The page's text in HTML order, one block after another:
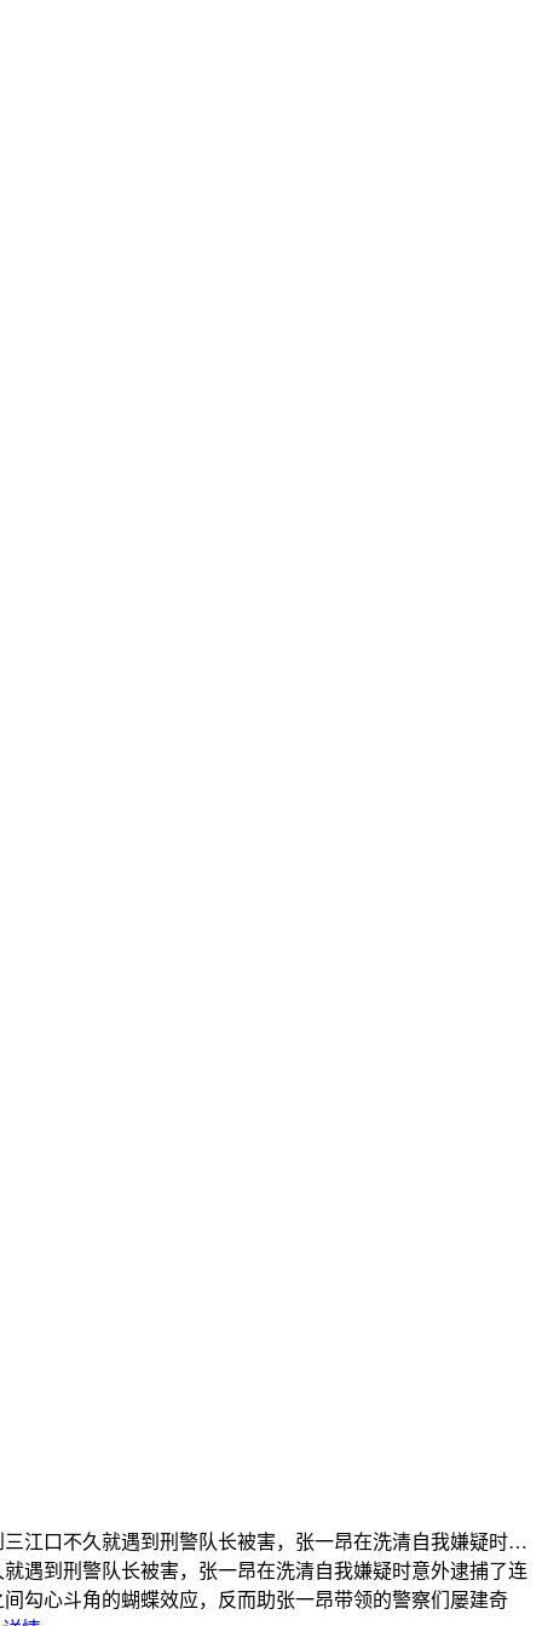
江口不久就遇到刑警队长被害，张一昂在洗清自我嫌疑时…
遇到刑警队长被害，张一昂在洗清自我嫌疑时意外逮捕了连
勾心斗角的蝴蝶效应，反而助张一昂带领的警察们屡建奇